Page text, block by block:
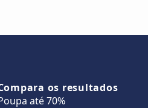
os resultados
até 70%